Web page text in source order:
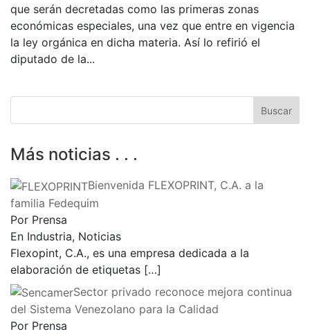
que serán decretadas como las primeras zonas
económicas especiales, una vez que entre en vigencia
la ley orgánica en dicha materia. Así lo refirió el
diputado de la...
Más noticias . . .
Bienvenida FLEXOPRINT, C.A. a la
familia Fedequim
Por Prensa
En Industria, Noticias
Flexopint, C.A., es una empresa dedicada a la
elaboración de etiquetas […]
Sector privado reconoce mejora continua
del Sistema Venezolano para la Calidad
Por Prensa